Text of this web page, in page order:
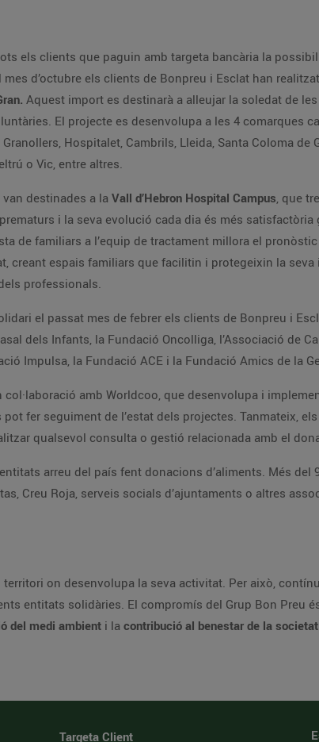
l’import final de la seva compra i fer
una microdonació a una causa social. Durant el mes d’octubre els clients de Bonpreu i Esclat han realitzat
Gran. Aquest import es destinarà a alleujar la soledat de les persones grans a través de programes
acompanyant persones grans en més de
Sant Cugat del Vallès,
Besòs, Tarragona, Vilanova i la Geltrú o Vic, entre altres.
destinades a la Vall d’Hebron Hospital Campus, que treballa per crear
els quals se sentin
dels professionals.
ja han donat més de 590.000€ a través de les
Save the Children, la
Fundació Catalana Síndrome de
de recaptació solidària. A través de la
junt amb el tiquet de compra que els permet realitzar qualsevol
dels establiments Bonpreu i Esclat disposen
vincles de cooperació i col·laboració amb diferents entitats solidàries. El compromís del Grup Bon
la protecció del medi ambient i la contribució al benestar de la societat
Targeta Client